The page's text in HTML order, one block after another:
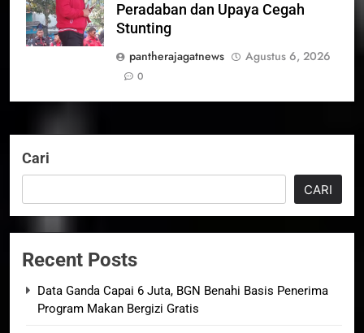
Peradaban dan Upaya Cegah
Stunting
pantherajagatnews
Agustus 6, 2026
0
Cari
CARI
Recent Posts
Data Ganda Capai 6 Juta, BGN Benahi Basis Penerima
Program Makan Bergizi Gratis